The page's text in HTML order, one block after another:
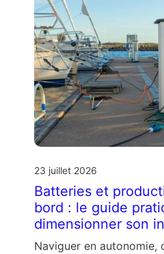
23 juillet 2026
Batteries et
bord : le guide
dimensionner son
Naviguer en autonomie,